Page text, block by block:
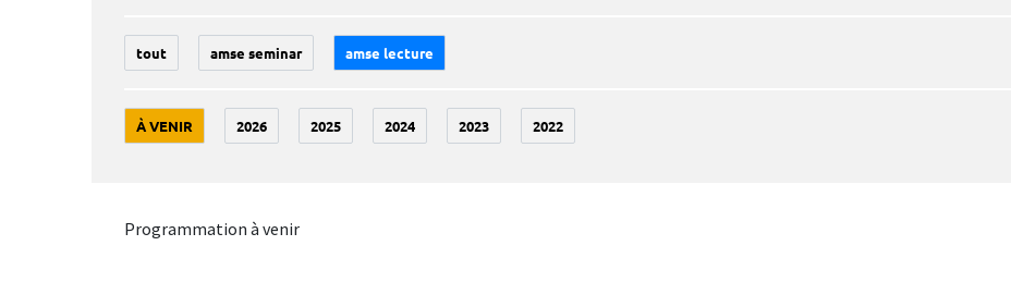
tout amse seminar amse lecture
À VENIR 2026 2025 2024 2023 2022
Programmation à venir